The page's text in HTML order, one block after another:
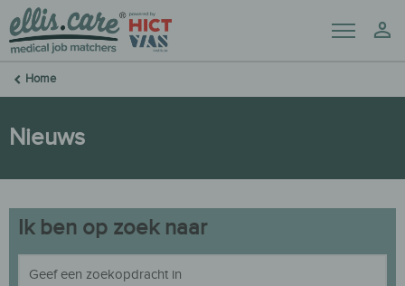
Menu
Home
Nieuws
Ik ben op zoek naar